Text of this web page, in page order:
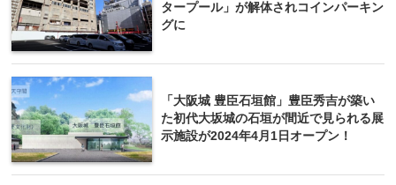
タープール」が解体されコインパーキン
グに
「大阪城 豊臣石垣館」豊臣秀吉が築い
た初代大坂城の石垣が間近で見られる展
示施設が2024年4月1日オープン！